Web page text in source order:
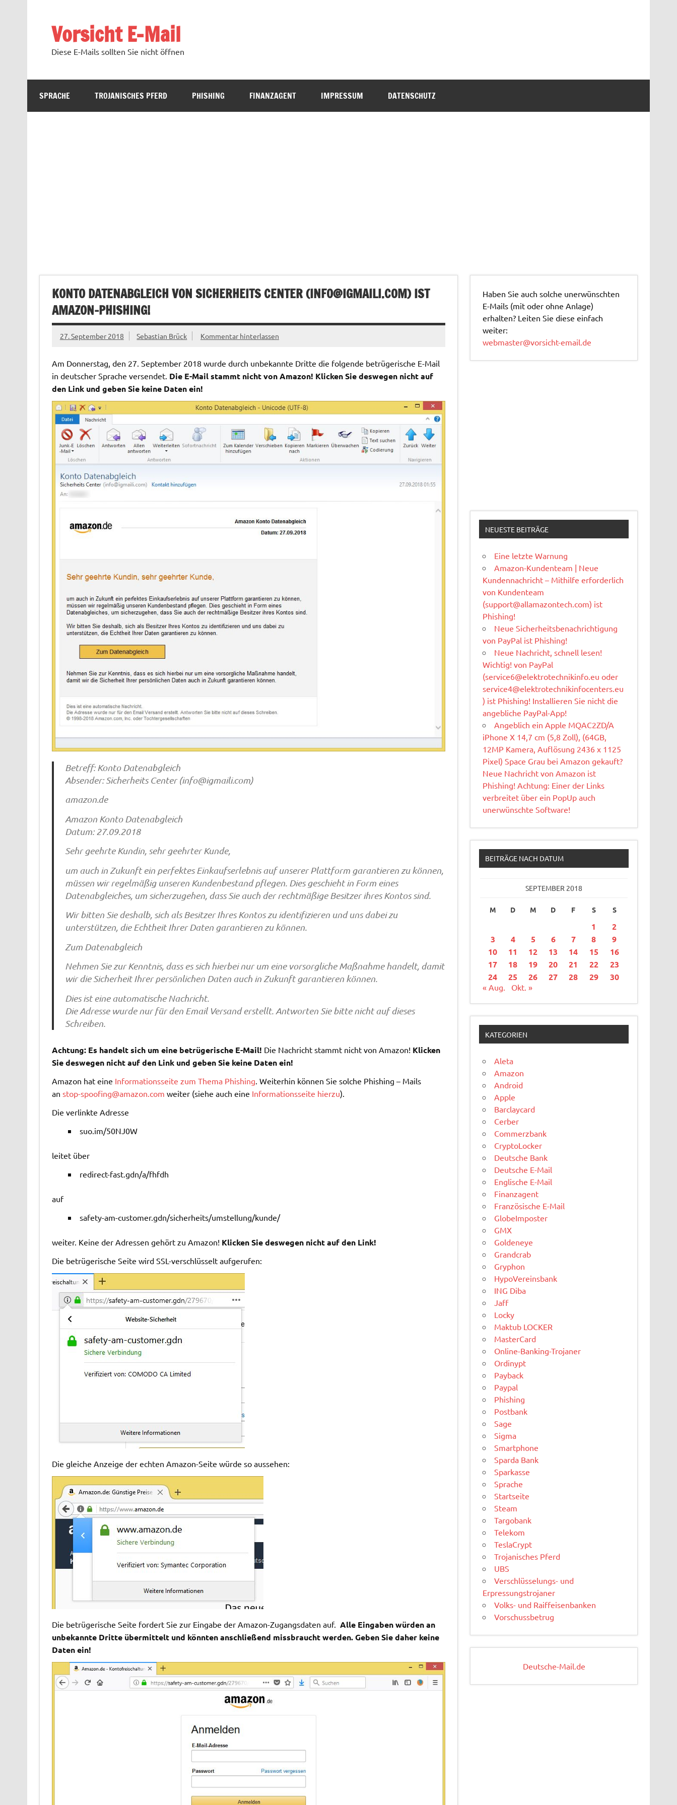
Vorsicht E-Mail
Diese E-Mails sollten Sie nicht öffnen
SPRACHE TROJANISCHES PFERD PHISHING FINANZAGENT IMPRESSUM DATENSCHUTZ
KONTO DATENABGLEICH VON SICHERHEITS CENTER (INFO@IGMAILI.COM) IST
AMAZON-PHISHING!
27. September 2018 Sebastian Brück Kommentar hinterlassen
Am Donnerstag, den 27. September 2018 wurde durch unbekannte Dritte die folgende betrügerische E-Mail
in deutscher Sprache versendet. Die E-Mail stammt nicht von Amazon! Klicken Sie deswegen nicht auf
den Link und geben Sie keine Daten ein!
Betreff: Konto Datenabgleich
Absender: Sicherheits Center (info@igmaili.com)
amazon.de
Amazon Konto Datenabgleich
Datum: 27.09.2018
Sehr geehrte Kundin, sehr geehrter Kunde,
um auch in Zukunft ein perfektes Einkaufserlebnis auf unserer Plattform garantieren zu können,
müssen wir regelmäßig unseren Kundenbestand pflegen. Dies geschieht in Form eines
Datenabgleiches, um sicherzugehen, dass Sie auch der rechtmäßige Besitzer ihres Kontos sind.
Wir bitten Sie deshalb, sich als Besitzer Ihres Kontos zu identifizieren und uns dabei zu
unterstützen, die Echtheit Ihrer Daten garantieren zu können.
Zum Datenabgleich
Nehmen Sie zur Kenntnis, dass es sich hierbei nur um eine vorsorgliche Maßnahme handelt, damit
wir die Sicherheit Ihrer persönlichen Daten auch in Zukunft garantieren können.
Dies ist eine automatische Nachricht.
Die Adresse wurde nur für den Email Versand erstellt. Antworten Sie bitte nicht auf dieses
Schreiben.
Achtung: Es handelt sich um eine betrügerische E-Mail! Die Nachricht stammt nicht von Amazon! Klicken
Sie deswegen nicht auf den Link und geben Sie keine Daten ein!
Amazon hat eine Informationsseite zum Thema Phishing . Weiterhin können Sie solche Phishing – Mails
an stop-spoofing@amazon.com weiter (siehe auch eine Informationsseite hierzu).
Die verlinkte Adresse
suo.im/50NJ0W
leitet über
redirect-fast.gdn/a/fhfdh
auf
safety-am-customer.gdn/sicherheits/umstellung/kunde/
weiter. Keine der Adressen gehört zu Amazon! Klicken Sie deswegen nicht auf den Link!
Die betrügerische Seite wird SSL-verschlüsselt aufgerufen:
Die gleiche Anzeige der echten Amazon-Seite würde so aussehen:
Die betrügerische Seite fordert Sie zur Eingabe der Amazon-Zugangsdaten auf. Alle Eingaben würden an
unbekannte Dritte übermittelt und könnten anschließend missbraucht werden. Geben Sie daher keine
Daten ein!
Haben Sie auch solche unerwünschten
E-Mails (mit oder ohne Anlage)
erhalten? Leiten Sie diese einfach
weiter:
webmaster@vorsicht-email.de
NEUESTE BEITRÄGE
Eine letzte Warnung
Amazon-Kundenteam | Neue
Kundennachricht – Mithilfe erforderlich
von Kundenteam
(support@allamazontech.com) ist
Phishing!
Neue Sicherheitsbenachrichtigung
von PayPal ist Phishing!
Neue Nachricht, schnell lesen!
Wichtig! von PayPal
(service6@elektrotechnikinfo.eu oder
service4@elektrotechnikinfocenters.eu
) ist Phishing! Installieren Sie nicht die
angebliche PayPal-App!
Angeblich ein Apple MQAC2ZD/A
iPhone X 14,7 cm (5,8 Zoll), (64GB,
12MP Kamera, Auflösung 2436 x 1125
Pixel) Space Grau bei Amazon gekauft?
Neue Nachricht von Amazon ist
Phishing! Achtung: Einer der Links
verbreitet über ein PopUp auch
unerwünschte Software!
BEITRÄGE NACH DATUM
SEPTEMBER 2018
M D M D F S S
1
2
3
4 5 6 7 8
9
10
11 12 13 14 15
16
17
18 19 20 21 22
23
24
25 26 27 28 29 30
« Aug. Okt. »
KATEGORIEN
Aleta
Amazon
Android
Apple
Barclaycard
Cerber
Commerzbank
CryptoLocker
Deutsche Bank
Deutsche E-Mail
Englische E-Mail
Finanzagent
Französische E-Mail
GlobeImposter
GMX
Goldeneye
Grandcrab
Gryphon
HypoVereinsbank
ING Diba
Jaff
Locky
Maktub LOCKER
MasterCard
Online-Banking-Trojaner
Ordinypt
Payback
Paypal
Phishing
Postbank
Sage
Sigma
Smartphone
Sparda Bank
Sparkasse
Sprache
Startseite
Steam
Targobank
Telekom
TeslaCrypt
Trojanisches Pferd
UBS
Verschlüsselungs- und
Erpressungstrojaner
Volks- und Raiffeisenbanken
Vorschussbetrug
Deutsche-Mail.de